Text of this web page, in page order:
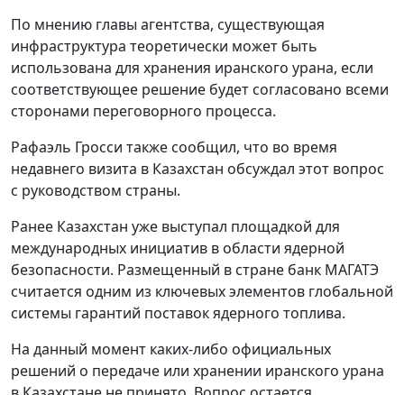
По мнению главы агентства, существующая
инфраструктура теоретически может быть
использована для хранения иранского урана, если
соответствующее решение будет согласовано всеми
сторонами переговорного процесса.
Рафаэль Гросси также сообщил, что во время
недавнего визита в Казахстан обсуждал этот вопрос
с руководством страны.
Ранее Казахстан уже выступал площадкой для
международных инициатив в области ядерной
безопасности. Размещенный в стране банк МАГАТЭ
считается одним из ключевых элементов глобальной
системы гарантий поставок ядерного топлива.
На данный момент каких-либо официальных
решений о передаче или хранении иранского урана